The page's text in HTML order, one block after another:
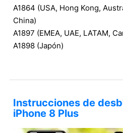
A1864 (USA, Hong Kong,
China)
A1897 (EMEA, UAE, LATAM,
A1898 (Japón)
Instrucciones de
iPhone 8 Plus